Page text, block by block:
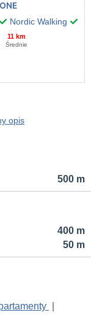
Nordic Walking
11 km
Średnie
opis
500 m
400 m
50 m